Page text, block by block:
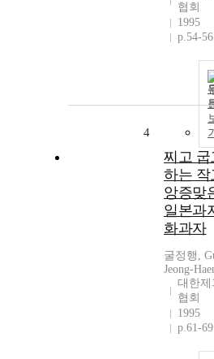
협회
1995
p.54-56
4
찌고 굽
하는 작
앙증맞
일본과
화과자
굴정행,
Jeong-
대한제
협회
1995
p.61-69